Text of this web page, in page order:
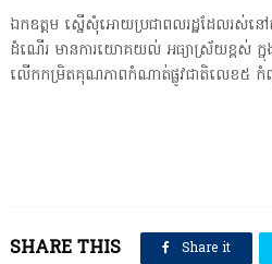
ឯកឧត្តម ស្នេីសុំអោយប្រជាពលរដ្ឋដែលរស់នៅត
ដំណើរ មានការយោគយល់ អធ្យាស្រ័យខ្ពស់ ក្នុ
លើកកម្រិតគុណភាពកំណាត់ផ្លូវជាតិលេខ៥ កំ
SHARE THIS Share it